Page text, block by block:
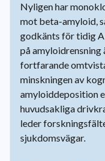
Nyligen har
mot beta-amyloid,
godkänts för tidig
på
fortfarande
minskningen av
amyloiddeposition
huvudsakliga
leder
sjukdomsvägar.